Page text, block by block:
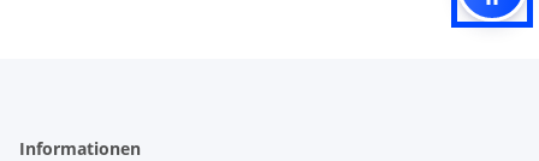
Informationen